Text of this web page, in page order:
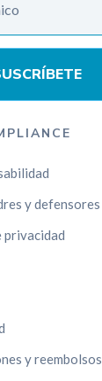
y defensores
privacidad
y reembolsos